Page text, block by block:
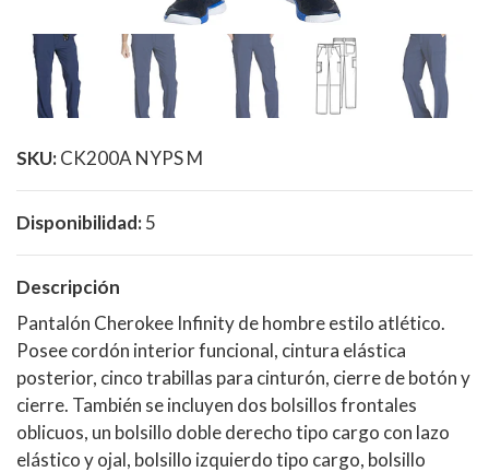
SKU:CK200A NYPS M
Disponibilidad:5
Descripción
Pantalón Cherokee Infinity de hombre estilo atlético.
Posee cordón interior funcional, cintura elástica
posterior, cinco trabillas para cinturón, cierre de botón y
cierre. También se incluyen dos bolsillos frontales
oblicuos, un bolsillo doble derecho tipo cargo con lazo
elástico y ojal, bolsillo izquierdo tipo cargo, bolsillo